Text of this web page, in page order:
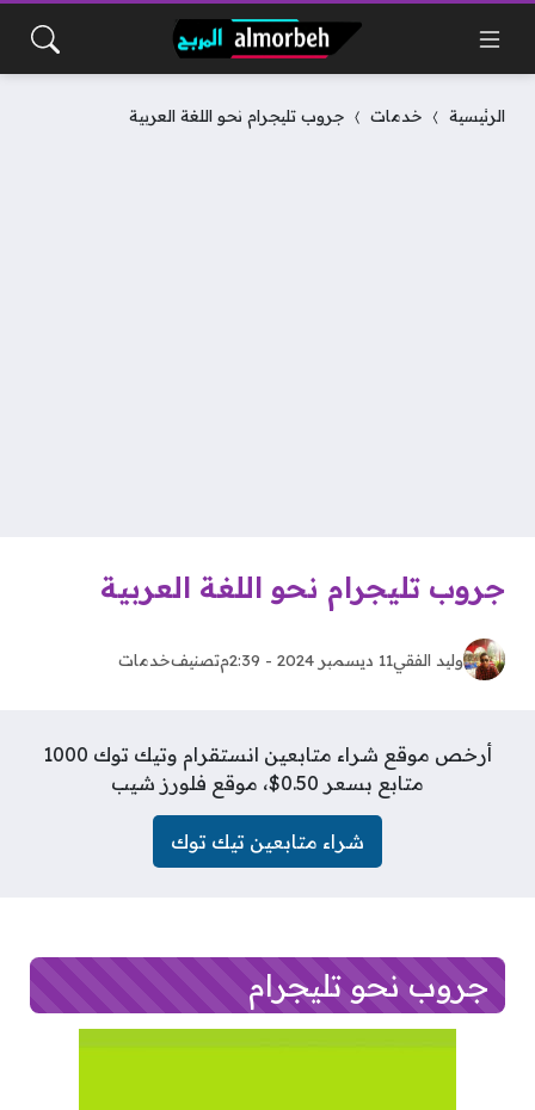
الرئيسية خدمات جروب تليجرام نحو اللغة العربية
جروب تليجرام نحو اللغة العربية
وليد الفقي11 ديسمبر 2024 - 2:39م تصنيفخدمات
أرخص موقع شراء متابعين انستقرام وتيك توك 1000
متابع بسعر 0.50$، موقع فلورز شيب
شراء متابعين تيك توك
جروب نحو تليجرام